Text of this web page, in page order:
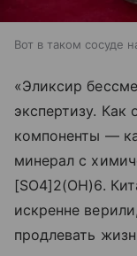
Вот в таком сосуде
«Эликсир
экспертизу. Как
компоненты —
минерал с
[SO4]2(OH)6.
искренне
продлевать